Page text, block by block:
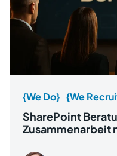
{We Do} {We
SharePoint
Zusammenarbeit